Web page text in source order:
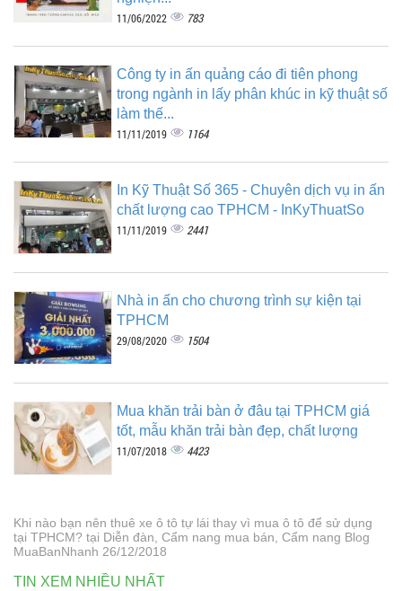
11/06/2022 783
Công ty in ấn quảng cáo đi tiên phong
trong ngành in lấy phân khúc in kỹ thuật số
làm thế...
11/11/2019 1164
In Kỹ Thuật Số 365 - Chuyên dịch vụ in ấn
chất lượng cao TPHCM - InKyThuatSo
11/11/2019 2441
Nhà in ấn cho chương trình sự kiện tại
TPHCM
29/08/2020 1504
Mua khăn trải bàn ở đâu tại TPHCM giá
tốt, mẫu khăn trải bàn đẹp, chất lượng
11/07/2018 4423
Khi nào bạn nên thuê xe ô tô tự lái thay vì mua ô tô để sử dụng
tại TPHCM? tại Diễn đàn, Cẩm nang mua bán, Cẩm nang Blog
MuaBanNhanh 26/12/2018
TIN XEM NHIỀU NHẤT